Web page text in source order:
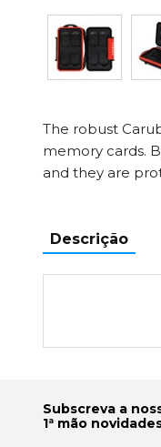
The robust
memory cards.
and they are
Descrição
Subscreva a
1ª mão